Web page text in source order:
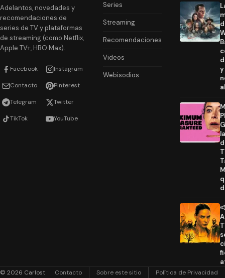
Adelantos, novedades y
recomendaciones de
series de TV y plataformas
de streaming (como Netflix,
Apple TV+, HBO Max).
Facebook Instagram
Contacto Pinterest
Telegram Twitter
TikTok YouTube
Series
Streaming
Recomendaciones
Videos
Webisodios
y
© 2026 Carlost Contacto Sobre este sitio Política de Privacidad